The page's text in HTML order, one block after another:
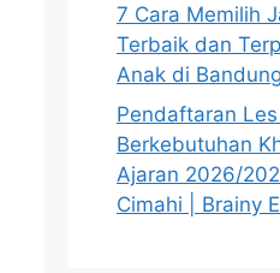
7 Cara Memilih
Terbaik dan
Anak di
Pendaftaran
Berkebutuhan
Ajaran 2026/
Cimahi | Brainy